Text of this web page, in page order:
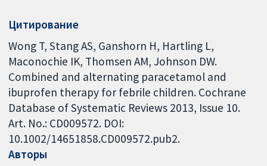
Цитирование
Wong T, Stang AS, Ganshorn H, Hartling L,
Maconochie IK, Thomsen AM, Johnson DW.
Combined and alternating paracetamol and
ibuprofen therapy for febrile children. Cochrane
Database of Systematic Reviews 2013, Issue 10.
Art. No.: CD009572. DOI:
10.1002/14651858.CD009572.pub2.
Авторы